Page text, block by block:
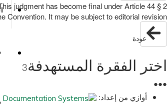
judgment has become final under Article 44 § 2
Convention. It may be subject to editorial revision.
عودة
اختر الفقرة المستهدفة3
●
●
●
أوازي من إعداد: